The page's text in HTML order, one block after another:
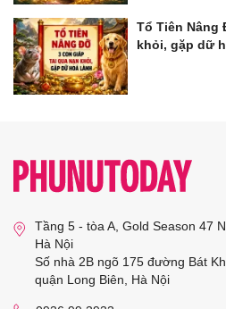
Tổ Tiên Nâng
khỏi, gặp dữ
Tầng 5 - tòa A, Gold Season 47
Hà Nội
Số nhà 2B ngõ 175 đường Bát
quận Long Biên, Hà Nội